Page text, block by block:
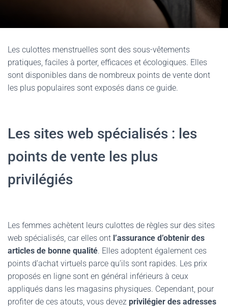
Les culottes menstruelles sont des sous-vêtements
pratiques, faciles à porter, efficaces et écologiques. Elles
sont disponibles dans de nombreux points de vente dont
les plus populaires sont exposés dans ce guide.
Les sites web spécialisés : les
points de vente les plus
privilégiés
Les femmes achètent leurs culottes de règles sur des sites
web spécialisés, car elles ont l’assurance d’obtenir des
articles de bonne qualité. Elles adoptent également ces
points d’achat virtuels parce qu’ils sont rapides. Les prix
proposés en ligne sont en général inférieurs à ceux
appliqués dans les magasins physiques. Cependant, pour
profiter de ces atouts, vous devez privilégier des adresses